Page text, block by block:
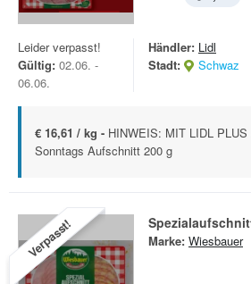
Leider verpasst!
Gültig: 02.06. -
06.06.
Händler: Lidl
Stadt:
Schwaz
€ 16,61 / kg - HINWEIS: MIT LIDL
Sonntags Aufschnitt 200 g
Verpasst! Marke: Wiesbauer